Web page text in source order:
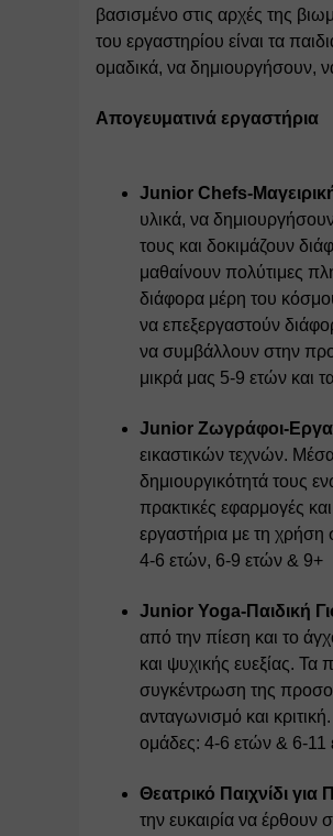
βασισμένο στις αρχές της
του εργαστηρίου είναι τα
ομαδικά, να δημιουργήσουν,
Απογευματινά εργαστήρια
Junior Chefs-
υλικά, να
τους και δοκιμάζουν
μαθαίνουν πολύτιμες
διάφορα μέρη του
να επεξεργαστούν
να συμβάλλουν στην
μικρά μας 5-9 ετών και
Junior Ζωγράφοι-
εικαστικών τεχνών.
δημιουργικότητά τους
πρακτικές εφαρμογές
εργαστήρια με τη
4-6 ετών, 6-9 ετών & 9+
Junior Yoga-Παιδική
από την πίεση και το
και ψυχικής ευεξίας.
συγκέντρωση της
ανταγωνισμό και
ομάδες: 4-6 ετών & 6-11
Θεατρικό Παιχνίδι για
την ευκαιρία να